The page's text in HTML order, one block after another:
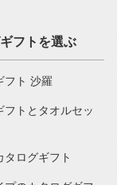
フトを選ぶ
フト 沙羅
フトとタオルセッ
タログギフト